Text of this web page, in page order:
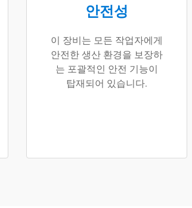
안전성
이 장비는 모든 작업자에게
안전한 생산 환경을 보장하
는 포괄적인 안전 기능이
탑재되어 있습니다.